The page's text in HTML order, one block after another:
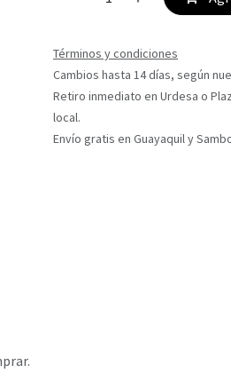
Términos y condiciones
Cambios hasta 14 días, según
Retiro inmediato en Urdesa o
local.
Envío gratis en Guayaquil y